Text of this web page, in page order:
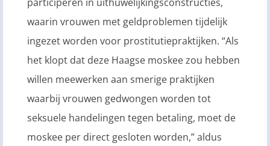
waarin vrouwen met geldproblemen tijdelijk
ingezet worden voor prostitutiepraktijken. “Als
het klopt dat deze Haagse moskee zou hebben
willen meewerken aan smerige praktijken
waarbij vrouwen gedwongen worden tot
seksuele handelingen tegen betaling, moet de
moskee per direct gesloten worden,” aldus